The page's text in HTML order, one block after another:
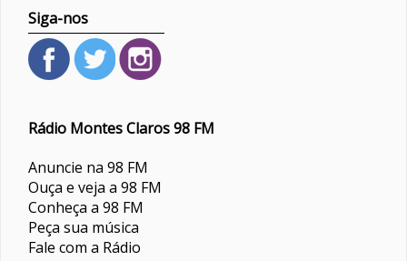
Siga-nos
Rádio Montes Claros 98 FM
Anuncie na 98 FM
Ouça e veja a 98 FM
Conheça a 98 FM
Peça sua música
Fale com a Rádio